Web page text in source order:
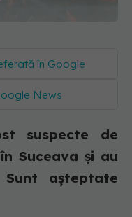
în Google
News
suspecte de
Suceava și au
așteptate